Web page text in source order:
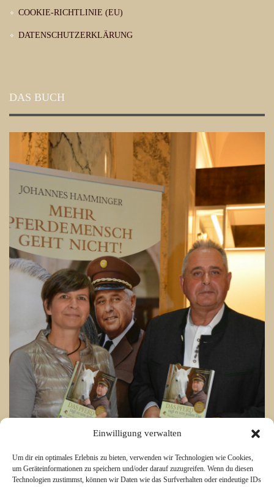
Einwilligung verwalten
Um dir ein optimales Erlebnis zu bieten, verwenden wir Technologien wie Cookies,
um Geräteinformationen zu speichern und/oder darauf zuzugreifen. Wenn du diesen
Technologien zustimmst, können wir Daten wie das Surfverhalten oder eindeutige IDs
COOKIE-RICHTLINIE (EU)
DATENSCHUTZERKLÄRUNG
DAS BUCH